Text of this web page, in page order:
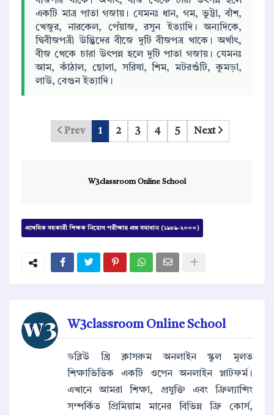
একটি মাত্র পাতা গজায়। যেমনঃ ধান, গম, ভুট্টা, বাঁশ,
খেজুর, নারকেল, পেঁয়াজ, রসুন ইত্যাদি। অন্যদিকে,
দ্বিবীজপত্রী উদ্ভিদের বীজে দুটি বীজপত্র থাকে। অর্থাৎ,
বীজ থেকে চারা উৎপন্ন হলে দুটি পাতা গজায়। যেমনঃ
আম, কাঁঠাল, ছোলা, সরিষা, শিম, মটরশুঁটি, কুমড়া,
লাউ, বেগুন ইত্যাদি।
Prev 1 2 3 4 5 Next
W3classroom Online School
প্রাথমিক সহকারী শিক্ষক নিয়োগ পরীক্ষার প্রশ্ন সমাধান (১৯৮৯-২০০০)
W3classroom Online School
ডব্লিউ থ্রি ক্লাসরুম অনলাইন স্কুল মূলত
শিক্ষাভিত্তিক একটি ওপেন অনলাইন প্লাটফর্ম।
এখানে আমরা শিক্ষা, প্রযুক্তি এবং ফ্রিল্যান্সিং
সম্পর্কিত প্রিমিয়াম মানের বিভিন্ন ফ্রি কোর্স,